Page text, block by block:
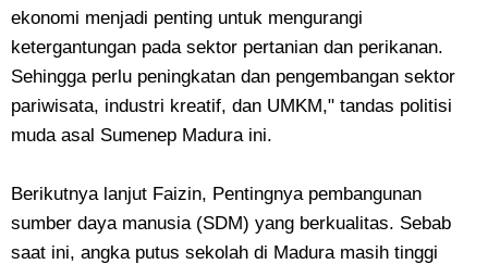
ekonomi menjadi penting untuk mengurangi
ketergantungan pada sektor pertanian dan perikanan.
Sehingga perlu peningkatan dan pengembangan sektor
pariwisata, industri kreatif, dan UMKM," tandas politisi
muda asal Sumenep Madura ini.
Berikutnya lanjut Faizin, Pentingnya pembangunan
sumber daya manusia (SDM) yang berkualitas. Sebab
saat ini, angka putus sekolah di Madura masih tinggi